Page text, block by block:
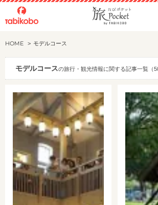
HOME モデルコース
モデルコースの旅行・観光情報に関する記事一覧（